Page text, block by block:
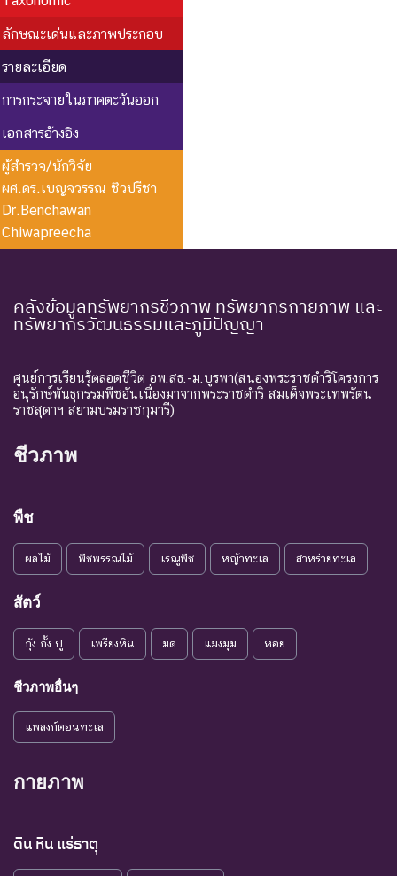
ลักษณะเด่นและภาพประกอบ
รายละเอียด
การกระจายในภาคตะวันออก
เอกสารอ้างอิง
ผู้สำรวจ/นักวิจัย
ผศ.ดร.เบญจวรรณ ชิวปรีชา
Dr.Benchawan
Chiwapreecha
คลังข้อมูลทรัพยากรชีวภาพ ทรัพยากรกายภาพ และ
ทรัพยากรวัฒนธรรมและภูมิปัญญา
ศูนย์การเรียนรู้ตลอดชีวิต อพ.สธ.-ม.บูรพา(สนองพระราชดำริโครงการ
อนุรักษ์พันธุกรรมพืชอันเนื่องมาจากพระราชดำริ สมเด็จพระเทพรัตน
ราชสุดาฯ สยามบรมราชกุมารี)
ชีวภาพ
พืช
ผลไม้ พืชพรรณไม้ เรณูพืช หญ้าทะเล สาหร่ายทะเล
สัตว์
กุ้ง กั้ง ปู เพรียงหิน มด แมงมุม หอย
ชีวภาพอื่นๆ
แพลงก์ตอนทะเล
กายภาพ
ดิน หิน แร่ธาตุ